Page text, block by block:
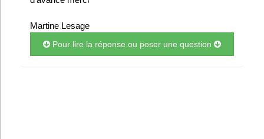
Nous contacter
Martine Lesage
Pour lire la réponse ou poser une question